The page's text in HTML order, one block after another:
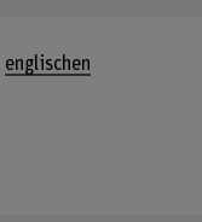
englischen